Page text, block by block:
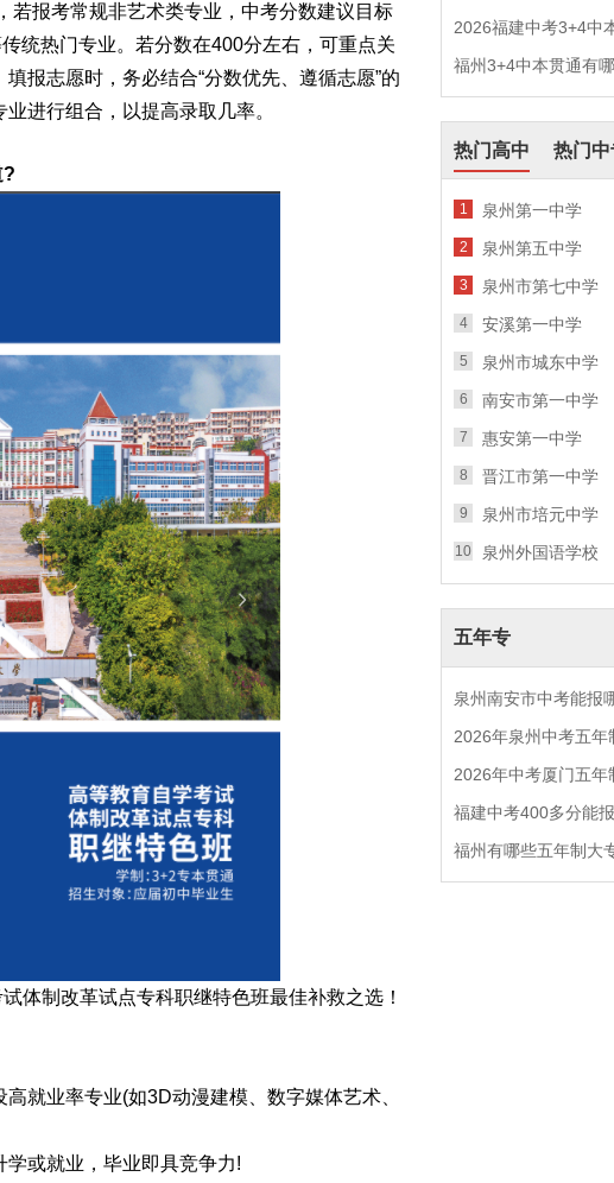
若报考常规非艺术类专业，中考分数建议目标
统热门专业。若分数在400分左右，可重点关
报志愿时，务必结合“分数优先、遵循志愿”的
进行组合，以提高录取几率。
?
体制改革试点专科职继特色班最佳补救之选！
就业率专业(如3D动漫建模、数字媒体艺术、
或就业，毕业即具竞争力!
福州3+4中本贯通有
热门高中 热门中
1 泉州第一中学
2 泉州第五中学
3 泉州市第七中学
4 安溪第一中学
5 泉州市城东中学
6 南安市第一中学
7 惠安第一中学
8 晋江市第一中学
9 泉州市培元中学
10 泉州外国语学校
五年专